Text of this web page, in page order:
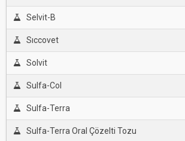
Selvit-B
Sıccovet
Solvit
Sulfa-Col
Sulfa-Terra
Sulfa-Terra Oral Çözelti Tozu